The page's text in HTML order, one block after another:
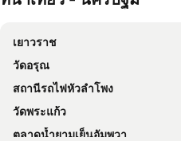
Beung Sampathuan Nakornchaisri Resort
The Museum Hotel
บ้านสุขอารี ตรงข้าม โรงเรียนนายร้อยตำรวจ สามพราน นครปฐม
New Home Nakhon Chai Si
Busaya Resort & Cuisine
เยาวราช
วัดอรุณ
สถานีรถไฟหัวลำโพง
วัดพระแก้ว
ตลาดน้ำยามเย็นอัมพวา